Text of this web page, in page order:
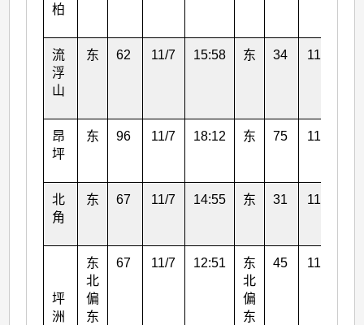
柏
流
浮
山
东 62 11/7 15:58 东 34 11/7
昂
坪
东 96 11/7 18:12 东 75 11/7
北
角
东 67 11/7 14:55 东 31 11/7
坪
洲
东
北
偏
东
67 11/7 12:51
东
北
偏
东
45 11/7